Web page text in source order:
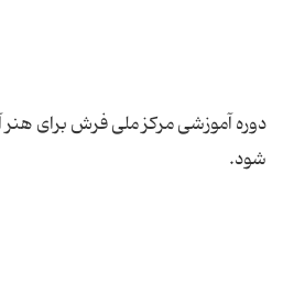
دوره آموزشی مرکز ملی فرش برای هنر